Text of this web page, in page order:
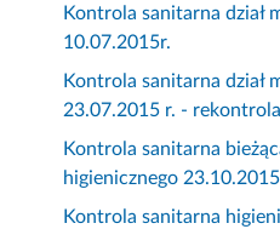
Kontrola sanitarna dział
10.07.2015r.
Kontrola sanitarna dział
23.07.2015 r. - rekontrola
Kontrola sanitarna
higienicznego
Kontrola sanitarna